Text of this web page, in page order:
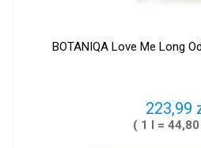
BOTANIQA Love Me Long
223,99
( 1 l = 44,80